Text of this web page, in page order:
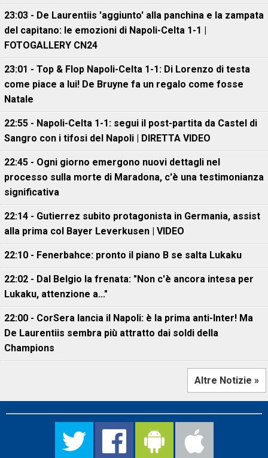
23:03 - De Laurentiis 'aggiunto' alla panchina e la zampata
del capitano: le emozioni di Napoli-Celta 1-1 |
FOTOGALLERY CN24
23:01 - Top & Flop Napoli-Celta 1-1: Di Lorenzo di testa
come piace a lui! De Bruyne fa un regalo come fosse
Natale
22:55 - Napoli-Celta 1-1: segui il post-partita da Castel di
Sangro con i tifosi del Napoli | DIRETTA VIDEO
22:45 - Ogni giorno emergono nuovi dettagli nel
processo sulla morte di Maradona, c'è una testimonianza
significativa
22:14 - Gutierrez subito protagonista in Germania, assist
alla prima col Bayer Leverkusen | VIDEO
22:10 - Fenerbahce: pronto il piano B se salta Lukaku
22:02 - Dal Belgio la frenata: "Non c'è ancora intesa per
Lukaku, attenzione a..."
22:00 - CorSera lancia il Napoli: è la prima anti-Inter! Ma
De Laurentiis sembra più attratto dai soldi della
Champions
Altre Notizie »